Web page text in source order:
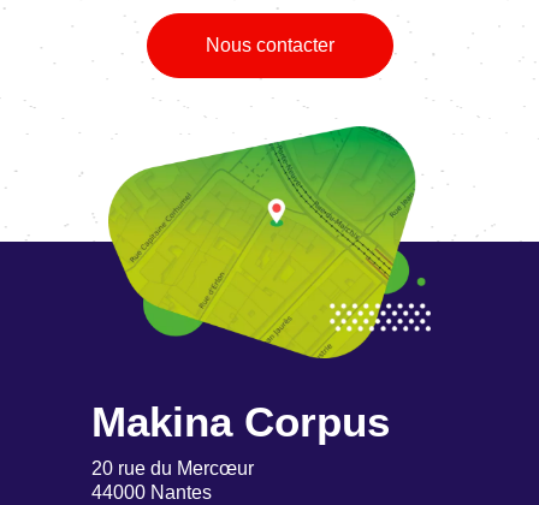
Nous contacter
Makina Corpus
20 rue du Mercœur
44000 Nantes